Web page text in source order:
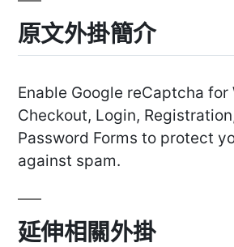
原文外掛簡介
Enable Google reCaptcha for
Checkout, Login,
Password Forms to protect
against spam.
延伸相關外掛